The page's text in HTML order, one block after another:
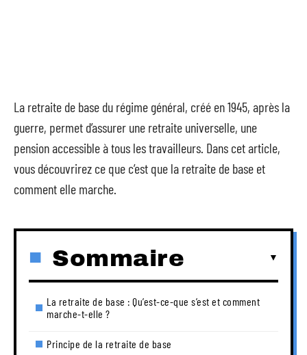
La retraite de base du régime général, créé en 1945, après la
guerre, permet d’assurer une retraite universelle, une
pension accessible à tous les travailleurs. Dans cet article,
vous découvrirez ce que c’est que la retraite de base et
comment elle marche.
Sommaire
La retraite de base : Qu’est-ce-que s’est et comment
marche-t-elle ?
Principe de la retraite de base